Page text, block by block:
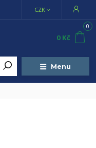
Menu
CZK
0
0 Kč